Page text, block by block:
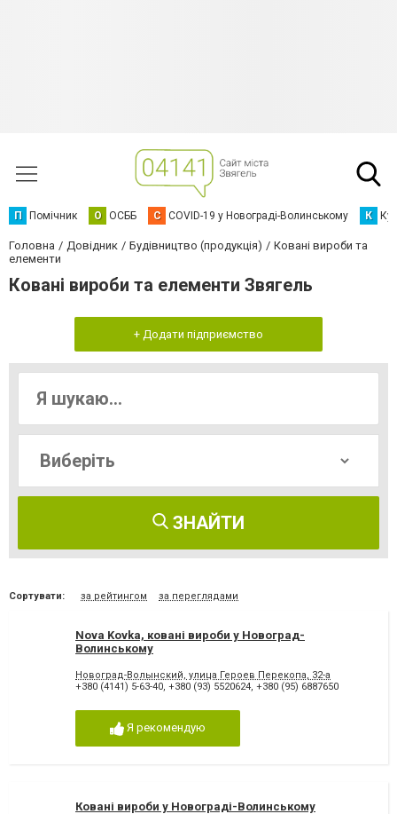
П Помічник О ОСББ C COVID-19 у Новограді-Волинському К
Головна Довідник Будівництво (продукція)
Ковані вироби та
елементи
Ковані вироби та елементи Звягель
+ Додати підприємство
ЗНАЙТИ
Сортувати: за рейтингом за переглядами
Nova Kovka, ковані вироби у Новоград-
Волинському
Новоград-Волынский, улица Героев Перекопа, 32-а
+380 (4141) 5-63-40, +380 (93) 5520624, +380 (95) 6887650
Я рекомендую
Ковані вироби у Новограді-Волинському